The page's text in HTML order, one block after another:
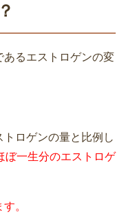
るエストロゲンの変
ロゲンの量と比例し
ぼ一生分のエストロゲ
。